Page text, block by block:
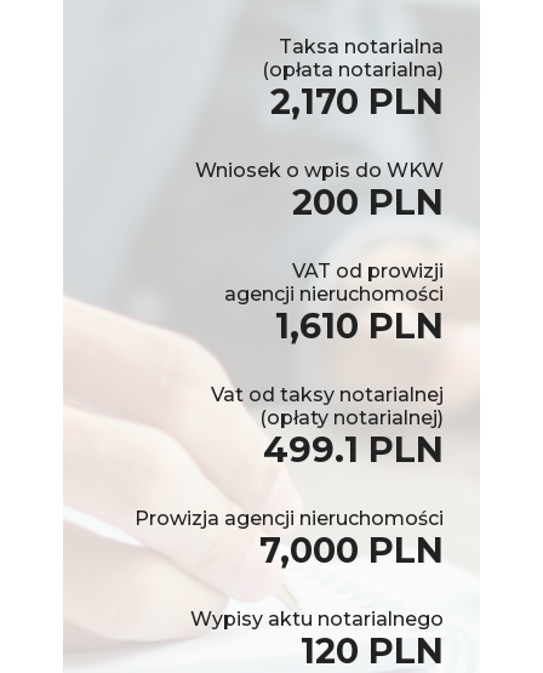
Taksa notarialna
(opłata notarialna)
2,170 PLN
Wniosek o wpis do WKW
200 PLN
VAT od prowizji
agencji nieruchomości
1,610 PLN
Vat od taksy notarialnej
(opłaty notarialnej)
499.1 PLN
Prowizja agencji nieruchomości
7,000 PLN
Wypisy aktu notarialnego
120 PLN